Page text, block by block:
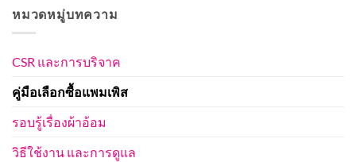
หมวดหมู่บทความ
CSR และการบริจาค
คู่มือเลือกซื้อแพมเพิส
รอบรู้เรื่องผ้าอ้อม
วิธีใช้งาน และการดูแล